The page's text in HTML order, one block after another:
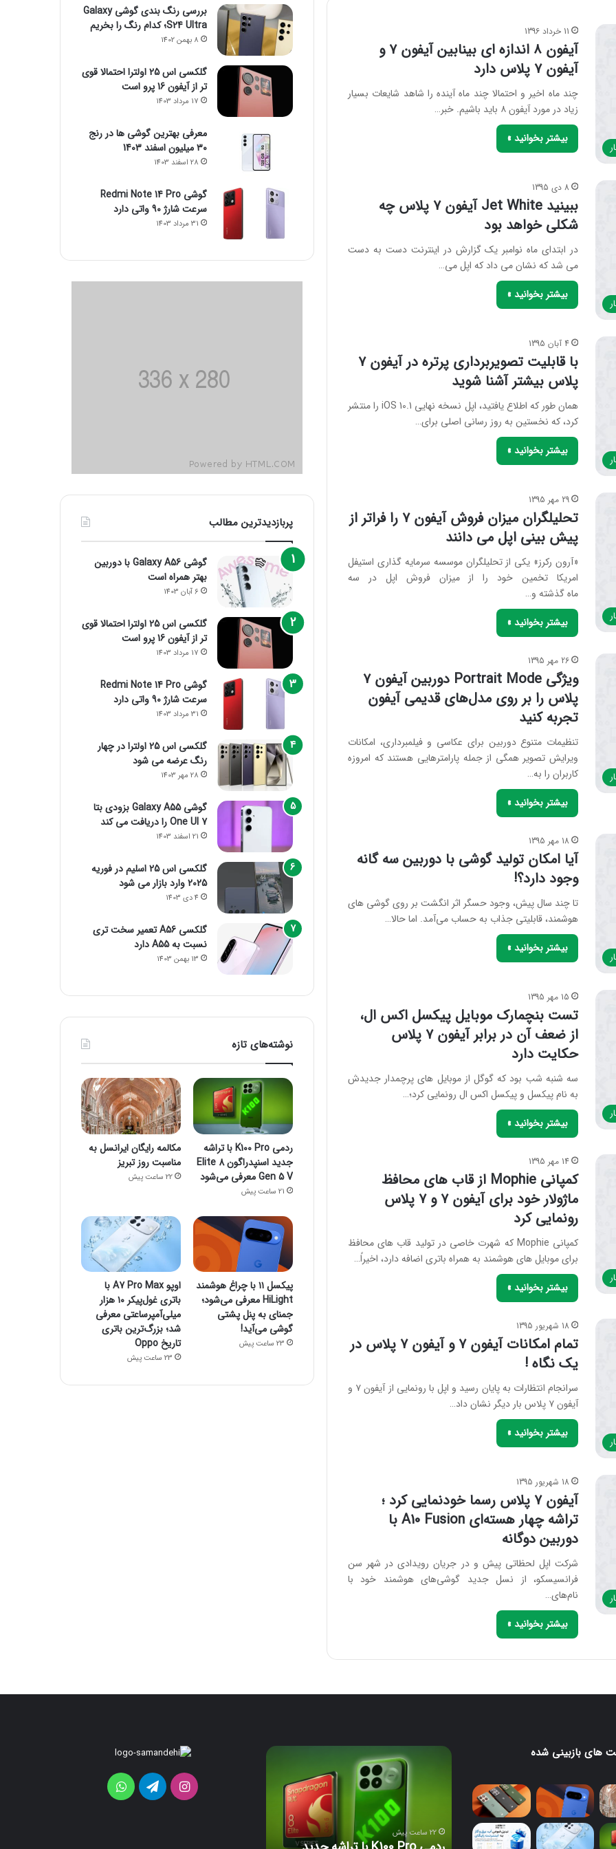
11 خرداد 1396
آیفون ۸ اندازه ای بینابین آیفون ۷ و
آیفون ۷ پلاس دارد
چند ماه اخیر و احتمالا چند ماه آینده را شاهد شایعات بسیار
زیاد در مورد آیفون ۸ باید باشیم. خبر…
بیشتر بخوانید »
8 دی 1395
ببینید Jet White آیفون ۷ پلاس چه
شکلی خواهد بود
در ابتدای ماه نوامبر یک گزارش در اینترنت دست به دست
می شد که نشان می داد که اپل می…
بیشتر بخوانید »
4 آبان 1395
با قابلیت تصویربرداری پرتره در آیفون ۷
پلاس بیشتر آشنا شوید
همان طور که اطلاع یافتید، اپل نسخه نهایی iOS 10.1 را منتشر
کرد، که نخستین به روز رسانی اصلی برای…
بیشتر بخوانید »
29 مهر 1395
تحلیلگران میزان فروش آیفون ۷ را فراتر از
پیش بینی اپل می دانند
«آرون رکرز» یکی از تحلیلگران موسسه سرمایه گذاری استیفل
امریکا تخمین خود را از میزان فروش اپل در سه
ماه گذشته و…
بیشتر بخوانید »
26 مهر 1395
ویژگی Portrait Mode دوربین آیفون ۷
پلاس را بر روی مدل‌های قدیمی آیفون
تجربه کنید
تنظیمات متنوع دوربین برای عکاسی و فیلمبرداری، امکانات
ویرایش تصویر همگی از جمله‌ پارامتر‌هایی هستند که امروزه
کاربران را به…
بیشتر بخوانید »
18 مهر 1395
آیا امکان تولید گوشی با دوربین سه گانه
وجود دارد؟!
تا چند سال پیش، وجود حسگر اثر انگشت بر روی گوشی های
هوشمند، قابلیتی جذاب به حساب می‌آمد. اما حالا…
بیشتر بخوانید »
15 مهر 1395
تست بنچمارک موبایل پیکسل اکس ال،
از ضعف آن در برابر آیفون ۷ پلاس
حکایت دارد
سه شنبه شب بود که گوگل از موبایل های پرچمدار جدیدش
به نام پیکسل و پیکسل اکس ال رونمایی کرد؛…
بیشتر بخوانید »
14 مهر 1395
کمپانی Mophie از قاب های محافظ
ماژولار خود برای آیفون ۷ و ۷ پلاس
رونمایی کرد
کمپانی Mophie که شهرت خاصی در تولید قاب های محافظ
برای موبایل های هوشمند به همراه باتری اضافه دارد، اخیراً…
بیشتر بخوانید »
18 شهریور 1395
تمام امکانات آیفون ۷ و آیفون ۷ پلاس در
یک نگاه !
سرانجام انتظارات به پایان رسید و اپل با رونمایی از آیفون ۷ و
آیفون ۷ پلاس بار دیگر نشان داد…
بیشتر بخوانید »
18 شهریور 1395
آیفون ۷ پلاس رسما خودنمایی کرد ؛
تراشه چهار هسته‌ای A10 Fusion با
دوربین دوگانه
شرکت اپل لحظاتی پیش و در جریان رویدادی در شهر سن
فرانسیسکو، از نسل جدید گوشی‌های هوشمند خود با
نام‌های…
بیشتر بخوانید »
بررسی رنگ بندی گوشی Galaxy
S24 Ultra؛ کدام رنگ را بخریم
8 بهمن 1402
گلکسی اس 25 اولترا احتمالا قوی
تر از آیفون 16 پرو است
17 مرداد 1403
معرفی بهترین گوشی ها در رنج
۳۰ میلیون اسفند 1403
28 اسفند 1403
گوشی Redmi Note 14 Pro
سرعت شارژ 90 واتی دارد
31 مرداد 1403
پربازدیدترین مطالب
گوشی Galaxy A56 با دوربین
بهتر همراه است
6 آبان 1403
گلکسی اس 25 اولترا احتمالا قوی
تر از آیفون 16 پرو است
17 مرداد 1403
گوشی Redmi Note 14 Pro
سرعت شارژ 90 واتی دارد
31 مرداد 1403
گلکسی اس 25 اولترا در چهار
رنگ عرضه می شود
28 مهر 1403
گوشی Galaxy A55 بزودی بتا
One UI 7 را دریافت می کند
21 اسفند 1403
گلکسی اس 25 اسلیم در فوریه
2025 وارد بازار می شود
4 دی 1403
گلکسی A56 تعمیر سخت تری
نسبت به A55 دارد
13 بهمن 1403
نوشته‌های تازه
ردمی K100 Pro با تراشه
جدید اسنپدراگون 8 Elite
Gen 5 V معرفی می‌شود
21 ساعت پیش
مکالمه رایگان ایرانسل به
مناسبت روز تبریز
22 ساعت پیش
پیکسل ۱۱ با چراغ هوشمند
HiLight معرفی می‌شود؛
جمنای به پنل پشتی
گوشی می‌آید!
23 ساعت پیش
اوپو A7 Pro Max با
باتری غول‌پیکر ۱۰ هزار
میلی‌آمپرساعتی معرفی
شد؛ بزرگ‌ترین باتری
تاریخ Oppo
23 ساعت پیش
های بازبینی شده
ردمی
جدید
اسنپدراگون
22 ساعت پیش
اینستاگرامتلگرام واتس